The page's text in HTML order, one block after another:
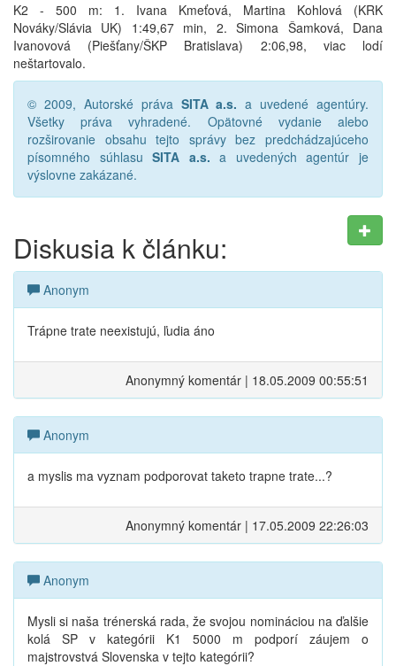
K2 - 500 m: 1. Ivana Kmeťová, Martina Kohlová (KRK
Nováky/Slávia UK) 1:49,67 min, 2. Simona Šamková, Dana
Ivanovová (Piešťany/ŠKP Bratislava) 2:06,98, viac lodí
neštartovalo.
© 2009, Autorské práva SITA a.s. a uvedené agentúry.
Všetky práva vyhradené. Opätovné vydanie alebo
rozširovanie obsahu tejto správy bez predchádzajúceho
písomného súhlasuSITA a.s. a uvedených agentúr je
výslovne zakázané.
Diskusia k článku:
Anonym
Trápne trate neexistujú, ľudia áno
Anonymný komentár | 18.05.2009 00:55:51
Anonym
a myslis ma vyznam podporovat taketo trapne trate...?
Anonymný komentár | 17.05.2009 22:26:03
Anonym
Mysli si naša trénerská rada, že svojou nomináciou na ďalšie
kolá SP v kategórii K1 5000 m podporí záujem o
majstrovstvá Slovenska v tejto kategórii?